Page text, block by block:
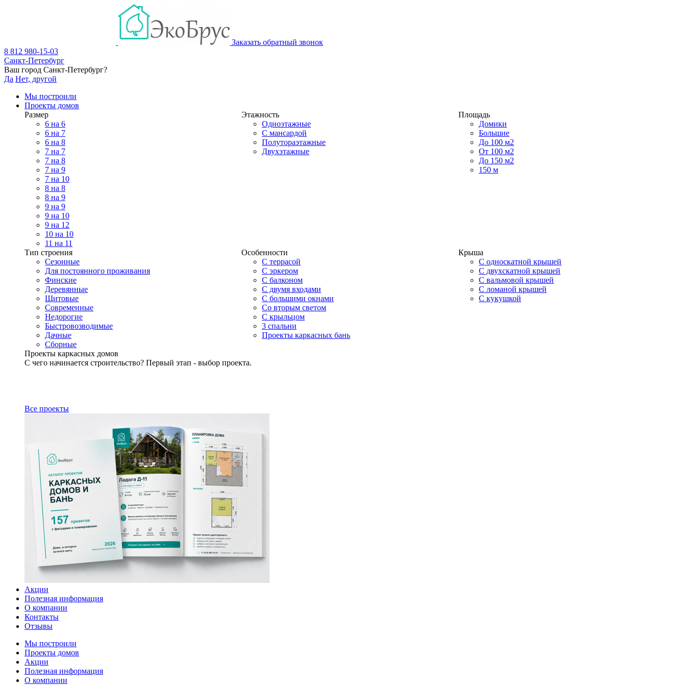
Заказать обратный звонок
8 812 980-15-03
Санкт-Петербург
Ваш город Санкт-Петербург?
Да Нет, другой
Мы построили
Проекты домов
Размер
6 на 6
6 на 7
6 на 8
7 на 7
7 на 8
7 на 9
7 на 10
8 на 8
8 на 9
9 на 9
9 на 10
9 на 12
10 на 10
11 на 11
Этажность
Одноэтажные
С мансардой
Полутораэтажные
Двухэтажные
Площадь
Домики
Большие
До 100 м2
От 100 м2
До 150 м2
150 м
Тип строения
Сезонные
Для постоянного проживания
Финские
Деревянные
Щитовые
Современные
Недорогие
Быстровозводимые
Дачные
Сборные
Особенности
С террасой
С эркером
С балконом
С двумя входами
С большими окнами
Со вторым светом
С крыльцом
3 спальни
Проекты каркасных бань
Крыша
С односкатной крышей
С двухскатной крышей
С вальмовой крышей
С ломаной крышей
С кукушкой
Проекты каркасных домов
С чего начинается строительство? Первый этап - выбор проекта.
Все проекты
Акции
Полезная информация
О компании
Контакты
Отзывы
Мы построили
Проекты домов
Акции
Полезная информация
О компании